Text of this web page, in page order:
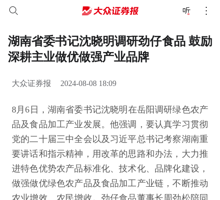
湖南省委书记沈晓明调研劲仔食品 鼓励
深耕主业做优做强产业品牌
大众证券报 2024-08-08 18:09
8月6日，湖南省委书记沈晓明在岳阳调研绿色农产
品及食品加工产业发展。他强调，要认真学习贯彻
党的二十届三中全会以及习近平总书记考察湖南重
要讲话和指示精神，用改革的思路和办法，大力推
进特色优势农产品标准化、技术化、品牌化建设，
做强做优绿色农产品及食品加工产业链，不断推动
农业增效、农民增收。劲仔食品董事长周劲松陪同